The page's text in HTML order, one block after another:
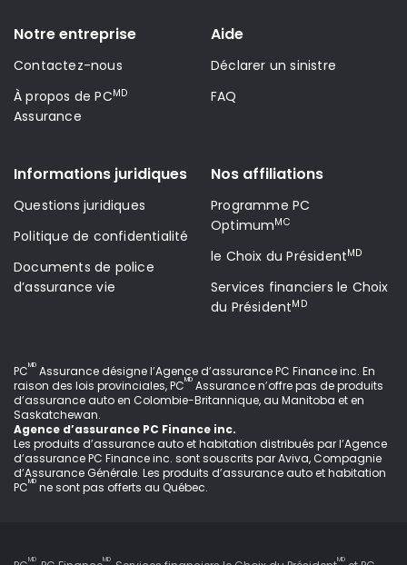
Notre entreprise
Contactez-nous
À propos de PCMD
Assurance
Aide
Déclarer un sinistre
FAQ
Informations juridiques
Questions juridiques
Politique de confidentialité
Documents de police
d’assurance vie
Nos affiliations
Programme PC
OptimumMC
le Choix du PrésidentMD
Services financiers le Choix
du PrésidentMD
PCMD Assurance désigne l’Agence d’assurance PC Finance inc. En
raison des lois provinciales, PCMD Assurance n’offre pas de produits
d’assurance auto en Colombie-Britannique, au Manitoba et en
Saskatchewan.
Agence d’assurance PC Finance inc.
Les produits d’assurance auto et habitation distribués par l’Agence
d’assurance PC Finance inc. sont souscrits par Aviva, Compagnie
d’Assurance Générale. Les produits d’assurance auto et habitation
PCMD ne sont pas offerts au Québec.
MD MD MD